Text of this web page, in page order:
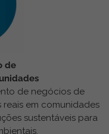
de
de negócios de
em comunidades
sustentáveis para